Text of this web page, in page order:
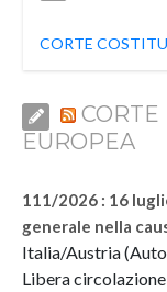
CORTE
CORTE
EUROPEA
111/2026 : 16
generale nella
Italia/Austria
Libera